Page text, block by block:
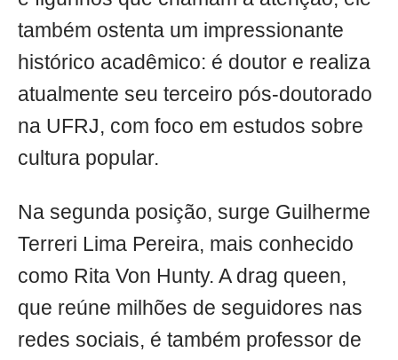
também ostenta um impressionante
histórico acadêmico: é doutor e realiza
atualmente seu terceiro pós-doutorado
na UFRJ, com foco em estudos sobre
cultura popular.
Na segunda posição, surge Guilherme
Terreri Lima Pereira, mais conhecido
como Rita Von Hunty. A drag queen,
que reúne milhões de seguidores nas
redes sociais, é também professor de